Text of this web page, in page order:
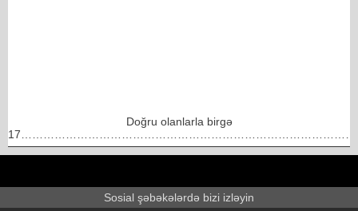
Doğru olanlarla birgə
Sosial şəbəkələrdə bizi izləyin